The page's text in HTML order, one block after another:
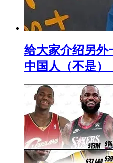
给大家介绍另外
中国人（不是）